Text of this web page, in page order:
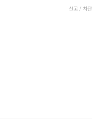
신고 / 차단